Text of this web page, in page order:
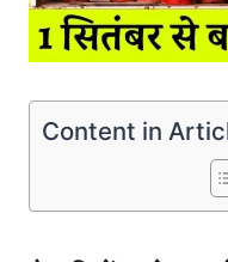
Content in